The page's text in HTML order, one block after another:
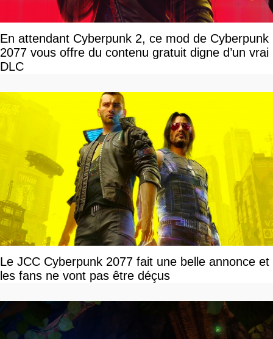
En attendant Cyberpunk 2, ce mod de Cyberpunk
2077 vous offre du contenu gratuit digne d’un vrai
DLC
Le JCC Cyberpunk 2077 fait une belle annonce et
les fans ne vont pas être déçus